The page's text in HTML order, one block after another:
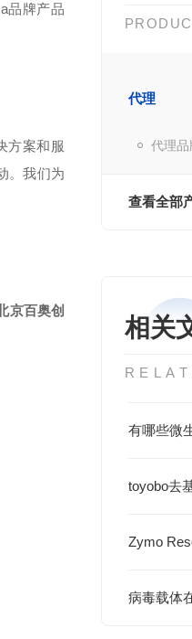
代理
代理品
查看全部
相关
品牌产品
方案和服
。我们为
百奥创